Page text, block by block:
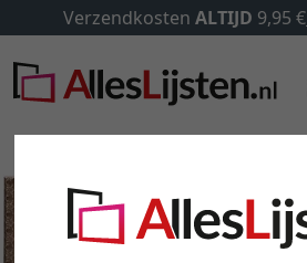
Verzendkosten ALTIJD 9,95 €